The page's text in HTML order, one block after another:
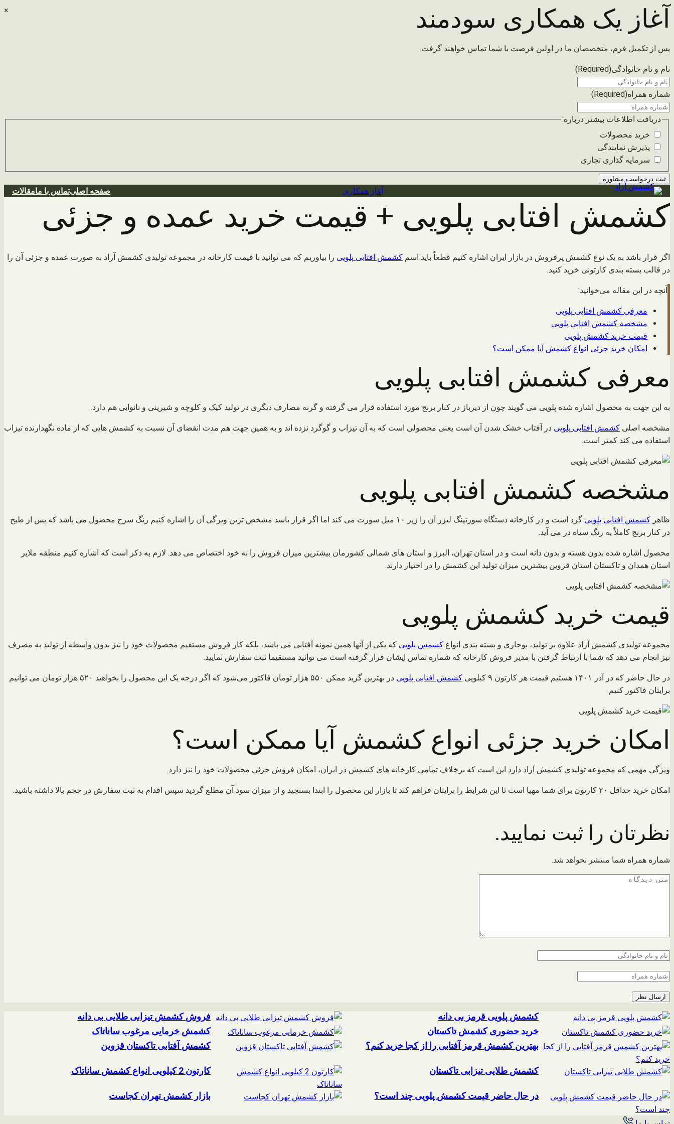
× آغاز یک همکاری سودمند
پس از تکمیل فرم، متخصصان ما در اولین فرصت با شما تماس خواهند گرفت.
نام و نام خانوادگی(Required)
شماره همراه(Required)
دریافت اطلاعات بیشتر درباره:
خرید محصولات
پذیرش نمایندگی
سرمایه گذاری تجاری
رفتن
به
محتوا
آغاز همکاری صفحه اصلیتماس با مامقالات
کشمش افتابی پلویی + قیمت خرید عمده و جزئی
اگر قرار باشد به یک نوع کشمش پرفروش در بازار ایران اشاره کنیم قطعاً باید اسم کشمش افتابی پلویی را بیاوریم که می توانید با قیمت کارخانه در مجموعه تولیدی کشمش آراد به صورت عمده و جزئی آن را
در قالب بسته بندی کارتونی خرید کنید.
آنچه در این مقاله می‌خوانید:
معرفی کشمش افتابی پلویی
مشخصه کشمش افتابی پلویی
قیمت خرید کشمش پلویی
امکان خرید جزئی انواع کشمش آیا ممکن است؟
معرفی کشمش افتابی پلویی
به این جهت به محصول اشاره شده پلویی می گویند چون از دیرباز در کنار برنج مورد استفاده قرار می گرفته و گرنه مصارف دیگری در تولید کیک و کلوچه و شیرینی و نانوایی هم دارد.
مشخصه اصلی کشمش افتابی پلویی در آفتاب خشک شدن آن است یعنی محصولی است که به آن تیزاب و گوگرد نزده اند و به همین جهت هم مدت انقضای آن نسبت به کشمش هایی که از ماده نگهدارنده تیزاب
استفاده می کند کمتر است.
مشخصه کشمش افتابی پلویی
ظاهر کشمش افتابی پلویی
گرد است و در کارخانه دستگاه سورتینگ لیزر آن را زیر ۱۰ میل سورت می کند اما اگر قرار باشد مشخص ترین ویژگی آن را اشاره کنیم رنگ سرخ محصول می باشد که پس از طبخ
در کنار برنج کاملاً به رنگ سیاه در می آید.
محصول اشاره شده بدون هسته و بدون دانه است و در استان تهران، البرز و استان های شمالی کشورمان بیشترین میزان فروش را به خود اختصاص می دهد. لازم به ذکر است که اشاره کنیم منطقه ملایر
استان همدان و تاکستان استان قزوین بیشترین میزان تولید این کشمش را در اختیار دارند.
قیمت خرید کشمش پلویی
مجموعه تولیدی کشمش آراد علاوه بر تولید، بوجاری و بسته بندی انواع کشمش پلویی که یکی از آنها همین نمونه آفتابی می باشد، بلکه کار فروش مستقیم محصولات خود را نیز بدون واسطه از تولید به مصرف
نیز انجام می دهد که شما با ارتباط گرفتن با مدیر فروش کارخانه که شماره تماس ایشان قرار گرفته است می توانید مستقیما ثبت سفارش نمایید.
در حال حاضر که در آذر ۱۴۰۱ هستیم قیمت هر کارتون ۹ کیلویی کشمش افتابی پلویی
در بهترین گرید ممکن ۵۵۰ هزار تومان فاکتور می‌شود که اگر درجه یک این محصول را بخواهید ۵۲۰ هزار تومان می توانیم
برایتان فاکتور کنیم.
امکان خرید جزئی انواع کشمش آیا ممکن است؟
ویژگی مهمی که مجموعه تولیدی کشمش آراد دارد این است که برخلاف تمامی کارخانه های کشمش در ایران، امکان فروش جزئی محصولات خود را نیز دارد.
امکان خرید حداقل ۲۰ کارتون برای شما مهیا است تا این شرایط را برایتان فراهم کند تا بازار این محصول را ابتدا بسنجید و از میزان سود آن مطلع گردید سپس اقدام به ثبت سفارش در حجم بالا داشته باشید.
نظرتان را ثبت نمایید.
شماره همراه شما منتشر نخواهد شد.
کشمش پلویی قرمز بی دانه
فروش کشمش تیزابی طلایی بی دانه
خرید حضوری کشمش تاکستان
کشمش خرمایی مرغوب ساناتاک
بهترین کشمش قرمز آفتابی را از کجا خرید کنم؟
کشمش آفتابی تاکستان قزوین
کشمش طلایی تیزابی تاکستان کارتون 2 کیلویی انواع کشمش ساناتاک
در حال حاضر قیمت کشمش پلویی چند است؟ بازار کشمش تهران کجاست